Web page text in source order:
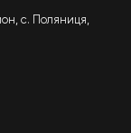
с. Поляниця,